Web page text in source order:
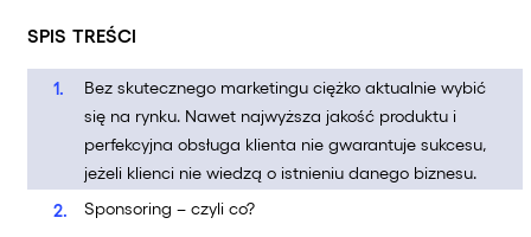
SPIS TREŚCI
Bez skutecznego marketingu ciężko aktualnie wybić
się na rynku. Nawet najwyższa jakość produktu i
perfekcyjna obsługa klienta nie gwarantuje sukcesu,
jeżeli klienci nie wiedzą o istnieniu danego biznesu.
Sponsoring – czyli co?